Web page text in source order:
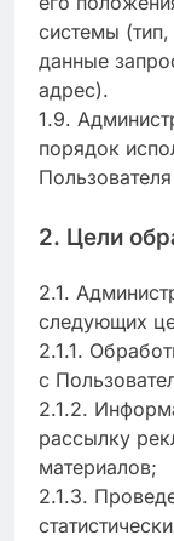
системы
данные
адрес).
1.9.
порядок
2. Цели
2.1.
следующих
2.1.1.
с
2.1.2.
рассылку
материалов;
2.1.3.